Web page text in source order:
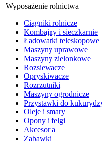
Wyposażenie rolnictwa
Ciągniki rolnicze
Kombajny i sieczkarnie
Ładowarki teleskopowe
Maszyny uprawowe
Maszyny zielonkowe
Rozsiewacze
Opryskiwacze
Rozrzutniki
Maszyny ogrodnicze
Przystawki do
Oleje i smary
Opony i felgi
Akcesoria
Zabawki